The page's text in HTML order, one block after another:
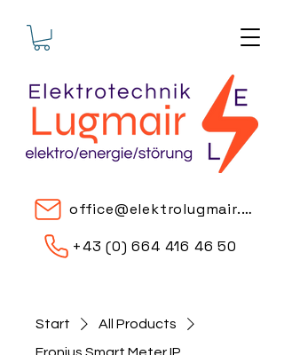
+43 (0) 664 416 46 50
office@elektrolugmair.at
Start
All Products
Fronius Smart Meter IP